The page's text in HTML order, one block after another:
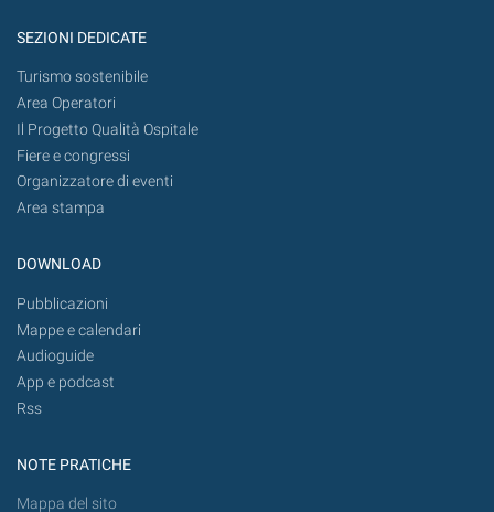
SEZIONI DEDICATE
Turismo sostenibile
Area Operatori
Il Progetto Qualità Ospitale
Fiere e congressi
Organizzatore di eventi
Area stampa
DOWNLOAD
Pubblicazioni
Mappe e calendari
Audioguide
App e podcast
Rss
NOTE PRATICHE
Mappa del sito